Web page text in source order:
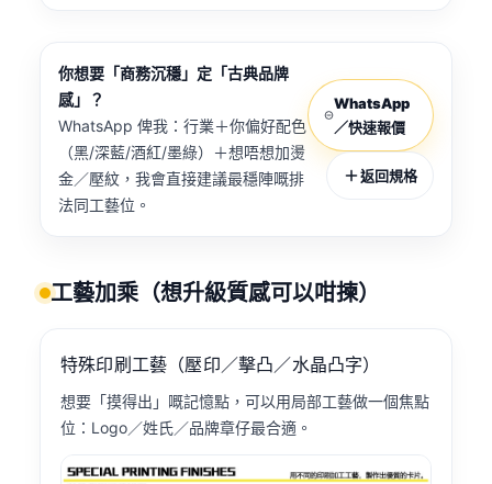
你想要「商務沉穩」定「古典品牌
感」？
WhatsApp 俾我：行業＋你偏好配色
（黑/深藍/酒紅/墨綠）＋想唔想加燙
金／壓紋，我會直接建議最穩陣嘅排
法同工藝位。
WhatsApp
／快速報價
返回規格
工藝加乘（想升級質感可以咁揀）
特殊印刷工藝（壓印／擊凸／水晶凸字）
想要「摸得出」嘅記憶點，可以用局部工藝做一個焦點
位：Logo／姓氏／品牌章仔最合適。